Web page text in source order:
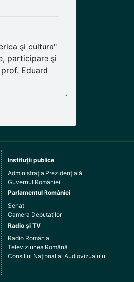
şi cultura"
participare şi
Eduard
Instituţii publice
Administraţia Prezidenţială
Guvernul României
Parlamentul României
Senat
Camera Deputaţilor
Radio şi TV
Radio România
Televiziunea Română
Consiliul Naţional al Audiovizualului